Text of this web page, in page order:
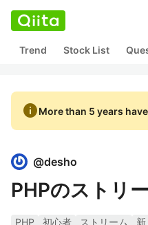
Trend Stock List
infoMore than 5 years
@desho
PHPのストリ
PHP 初心者 ストリーム